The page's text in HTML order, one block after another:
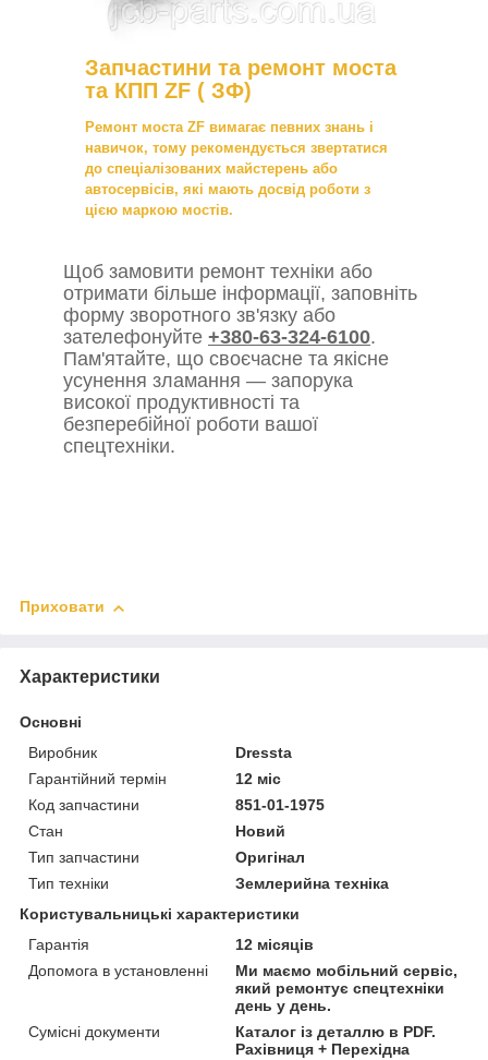
Запчастини та ремонт моста
та КПП ZF ( ЗФ)
Ремонт моста ZF вимагає певних знань і
навичок, тому рекомендується звертатися
до спеціалізованих майстерень або
автосервісів, які мають досвід роботи з
цією маркою мостів.
Щоб замовити ремонт техніки або
отримати більше інформації, заповніть
форму зворотного зв'язку або
зателефонуйте +380-63-324-6100.
Пам'ятайте, що своєчасне та якісне
усунення зламання — запорука
високої продуктивності та
безперебійної роботи вашої
спецтехніки.
Приховати
Характеристики
Основні
Виробник
Dressta
Гарантійний термін
12 міс
Код запчастини
851-01-1975
Стан
Новий
Тип запчастини
Оригінал
Тип техніки
Землерийна техніка
Користувальницькі характеристики
Гарантія
12 місяців
Допомога в установленні
Ми маємо мобільний сервіс,
який ремонтує спецтехніки
день у день.
Сумісні документи
Каталог із деталлю в PDF.
Рахівниця + Перехідна